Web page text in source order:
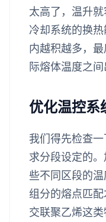
太高了，温升
冷却系统的换
内越积越多，
际熔体温度之间
优化温控系
我们得先检查
求分段设定的
些不同区段的
组分的熔点匹
交联聚乙烯这